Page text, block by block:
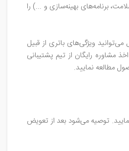
برنامه‌های بهینه‌سازی و ...) را
ویژگی‌های باتری از قبیل
رایگان از تیم پشتیبانی
مطالعه نمایید.
توصیه می‌شود بعد از تعویض